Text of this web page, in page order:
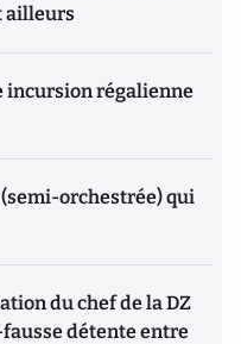
ailleurs
incursion régalienne
orchestrée) qui
du chef de la DZ
détente entre